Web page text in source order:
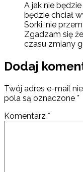
A jak nie
będzie chciał
Sorki, nie
Zgadzam się
czasu zmiany
Dodaj
Twój adres e-mail
pola są oznaczone *
Komentarz *